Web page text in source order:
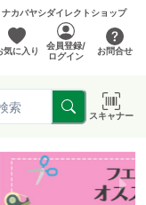
カバヤシダイレクトショップ
気に入り
会員登録/
ログイン
お問合せ
スキャナー